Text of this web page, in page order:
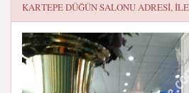
KARTEPE DÜĞÜN SALONUADRESI,